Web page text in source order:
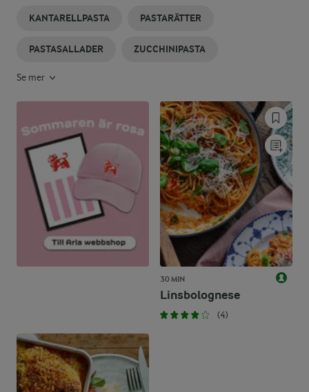
KANTARELLPASTA PASTARÄTTER
PASTASALLADER ZUCCHINIPASTA
Se mer
30 MIN
Linsbolognese
(4)